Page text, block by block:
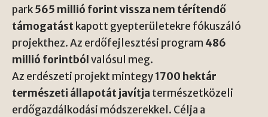
park565 millió forint vissza nem térítendő
támogatástkapott gyepterületekre fókuszáló
projekthez. Az erdőfejlesztési program 486
millió forintbólvalósul meg.
Az erdészeti projekt mintegy1700 hektár
természeti állapotát javítja természetközeli
erdőgazdálkodási módszerekkel. Célja a